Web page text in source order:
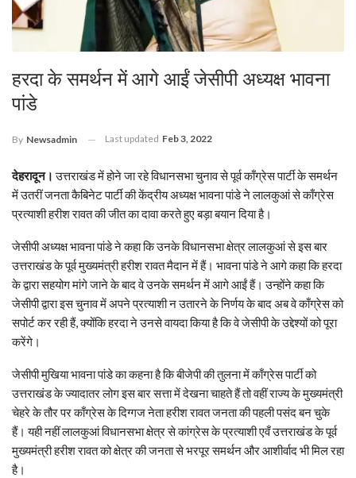
हरदा के समर्थन में आगे आईं जेसीपी अध्यक्ष भावना
पांडे
By Newsadmin Last updated Feb 3, 2022
देहरादून। उत्तराखंड में होने जा रहे विधानसभा चुनाव से पूर्व काँग्रेस पार्टी के समर्थन
में उतरीं जनता कैबिनेट पार्टी की केंद्रीय अध्यक्ष भावना पांडे ने लालकुआं से काँग्रेस
प्रत्याशी हरीश रावत की जीत का दावा करते हुए बड़ा बयान दिया है।
जेसीपी अध्यक्ष भावना पांडे ने कहा कि उनके विधानसभा क्षेत्र लालकुआं से इस बार
उत्तराखंड के पूर्व मुख्यमंत्री हरीश रावत मैदान में हैं। भावना पांडे ने आगे कहा कि हरदा
के द्वारा सहयोग मांगे जाने के बाद वे उनके समर्थन में आगे आईं हैं। उन्होंने कहा कि
जेसीपी द्वारा इस चुनाव में अपने प्रत्याशी न उतारने के निर्णय के बाद अब वे काँग्रेस को
सपोर्ट कर रही हैं, क्योंकि हरदा ने उनसे वायदा किया है कि वे जेसीपी के उद्देश्यों को पूरा
करेंगे।
जेसीपी मुखिया भावना पांडे का कहना है कि बीजेपी की तुलना में काँग्रेस पार्टी को
उत्तराखंड के ज्यादातर लोग इस बार सत्ता में देखना चाहते हैं तो वहीं राज्य के मुख्यमंत्री
चेहरे के तौर पर काँग्रेस के दिग्गज नेता हरीश रावत जनता की पहली पसंद बन चुके
हैं। यही नहीं लालकुआं विधानसभा क्षेत्र से कांग्रेस के प्रत्याशी एवँ उत्तराखंड के पूर्व
मुख्यमंत्री हरीश रावत को क्षेत्र की जनता से भरपूर समर्थन और आशीर्वाद भी मिल रहा
है।